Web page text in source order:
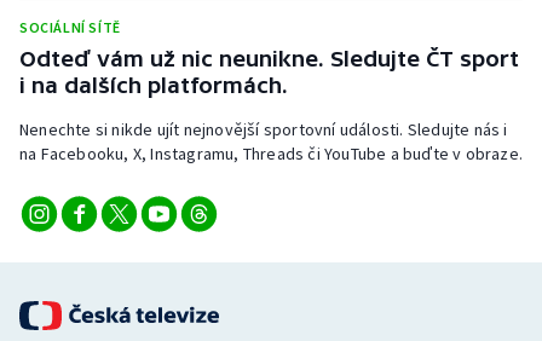
Triatlon
Veslování
Vodní slalom
SOCIÁLNÍ SÍTĚ
Odteď vám už nic neunikne. Sledujte ČT sport
i na dalších platformách.
Nenechte si nikde ujít nejnovější sportovní události. Sledujte nás i
na Facebooku, X, Instagramu, Threads či YouTube a buďte v obraze.